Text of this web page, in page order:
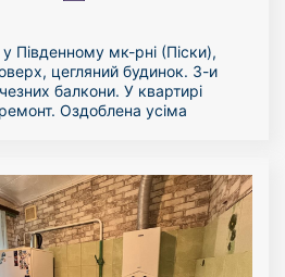
Південному мк-рні (Піски),
цегляний будинок. 3-и
балкони. У квартирі
Оздоблена усіма
миючі засоби.
інфраструктура. До
пару хвилин пішки.
вас час.